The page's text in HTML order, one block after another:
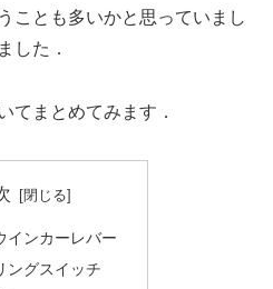
ことも多いかと思っていまし
した．
まとめてみます．
インカーレバー
ングスイッチ